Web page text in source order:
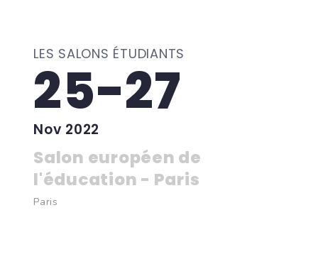
LES SALONS ÉTUDIANTS
25-27
Nov 2022
Salon européen de
l'éducation - Paris
Paris